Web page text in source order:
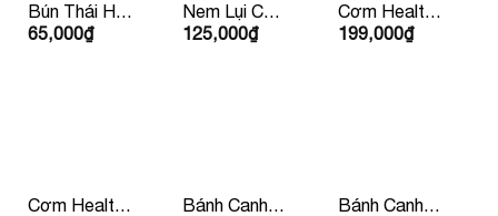
Bún Thái Hải
Sản
65,000₫
Nem Lụi Chín
Kèm Rau
125,000₫
Cơm Healthy
Sườn Bò Mỹ
199,000₫
Cơm Healthy
Bánh Canh
Bánh Canh